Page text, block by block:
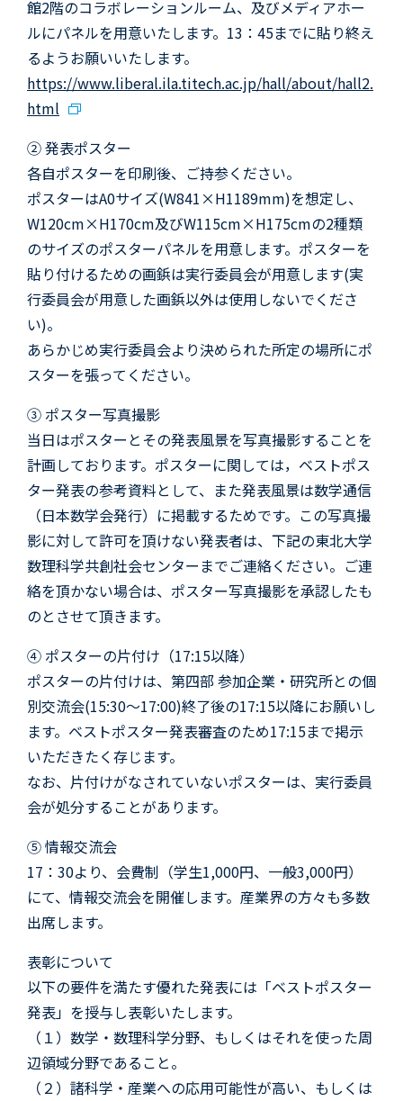
館2階のコラボレーションルーム、及びメディアホー
ルにパネルを用意いたします。13：45までに貼り終え
るようお願いいたします。
https://www.liberal.ila.titech.ac.jp/hall/about/hall2.
html
② 発表ポスター
各自ポスターを印刷後、ご持参ください。
ポスターはA0サイズ(W841×H1189mm)を想定し、
W120cm×H170cm及びW115cm×H175cmの2種類
のサイズのポスターパネルを用意します。ポスターを
貼り付けるための画鋲は実行委員会が用意します(実
行委員会が用意した画鋲以外は使用しないでくださ
い)。
あらかじめ実行委員会より決められた所定の場所にポ
スターを張ってください。
③ ポスター写真撮影
当日はポスターとその発表風景を写真撮影することを
計画しております。ポスターに関しては，ベストポス
ター発表の参考資料として、また発表風景は数学通信
（日本数学会発行）に掲載するためです。この写真撮
影に対して許可を頂けない発表者は、下記の東北大学
数理科学共創社会センターまでご連絡ください。ご連
絡を頂かない場合は、ポスター写真撮影を承認したも
のとさせて頂きます。
④ ポスターの片付け（17:15以降）
ポスターの片付けは、第四部 参加企業・研究所との個
別交流会(15:30〜17:00)終了後の17:15以降にお願いし
ます。ベストポスター発表審査のため17:15まで掲示
いただきたく存じます。
なお、片付けがなされていないポスターは、実行委員
会が処分することがあります。
⑤ 情報交流会
17：30より、会費制（学生1,000円、一般3,000円）
にて、情報交流会を開催します。産業界の方々も多数
出席します。
表彰について
以下の要件を満たす優れた発表には「ベストポスター
発表」を授与し表彰いたします。
（１）数学・数理科学分野、もしくはそれを使った周
辺領域分野であること。
（２）諸科学・産業への応用可能性が高い、もしくは